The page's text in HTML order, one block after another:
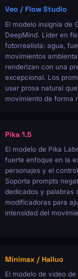
Veo / Flow Studio
El modelo insignia de
DeepMind. Líder en
fotorrealista: agua,
movimientos
renderizan con una
excepcional. Los
usar prosa natural
movimiento de forma
Pika 1.5
El modelo de Pika
fuerte enfoque en la
personajes y el
Soporta prompts
dedicados y palabras
modificadoras para
intensidad del
Minimax / Hailuo
El modelo de video de